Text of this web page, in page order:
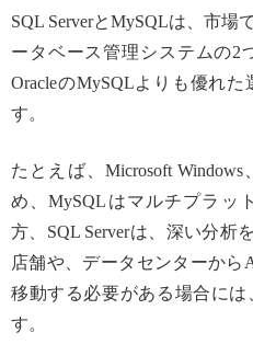
SQL ServerとMySQLは、市場
ータベース管理システムの2
OracleのMySQLよりも優れ
す。
たとえば、Microsoft
め、MySQLはマルチプラッ
方、SQL Serverは、深い分析
店舗や、データセンターから
移動する必要がある場合に
す。